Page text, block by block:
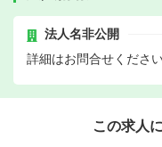
法人名非公開
詳細はお問合せくださ
この求人